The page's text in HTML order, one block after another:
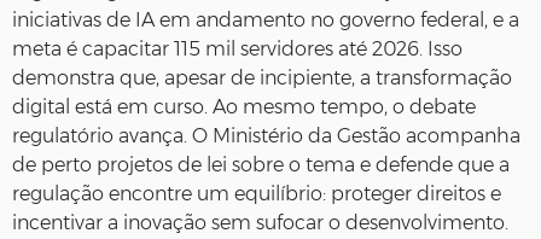
iniciativas de IA em andamento no governo federal, e a
meta é capacitar 115 mil servidores até 2026. Isso
demonstra que, apesar de incipiente, a transformação
digital está em curso. Ao mesmo tempo, o debate
regulatório avança. O Ministério da Gestão acompanha
de perto projetos de lei sobre o tema e defende que a
regulação encontre um equilíbrio: proteger direitos e
incentivar a inovação sem sufocar o desenvolvimento.